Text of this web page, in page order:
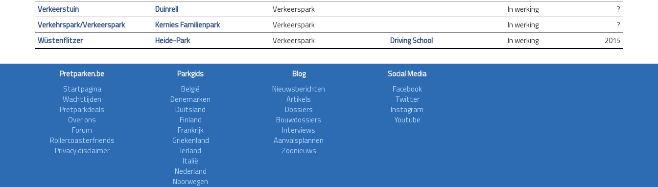
Verkeerstuin
Duinrell Verkeerspark In werking
?
Verkehrspark/Verkeerspark
Kernies Familienpark Verkeerspark In werking
?
Wüstenflitzer
Heide-Park Verkeerspark Driving School In werking 2015
Pretparken.be
Startpagina
Wachttijden
Pretparkdeals
Over ons
Forum
Rollercoasterfriends
Privacy disclaimer
Parkgids
België
Denemarken
Duitsland
Finland
Frankrijk
Griekenland
Ierland
Italië
Nederland
Noorwegen
Blog
Nieuwsberichten
Artikels
Dossiers
Bouwdossiers
Interviews
Aanvalsplannen
Zoonieuws
Social Media
Facebook
Twitter
Instagram
Youtube